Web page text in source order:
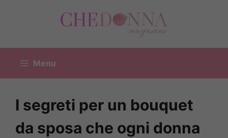
Menu
I segreti per un bouquet
da sposa che ogni donna